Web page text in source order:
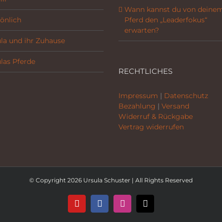
und ihr Zuhause
Pferde
Wann kannst du von
Pferd den „Leaderfokus“
erwarten?
RECHTLICHES
Impressum | Datenschutz
Bezahlung | Versand
Widerruf & Rückgabe
Vertrag widerrufen
© Copyright 2026 Ursula Schuster | All Rights Reserved
YouTubeFacebookInstagram
E-